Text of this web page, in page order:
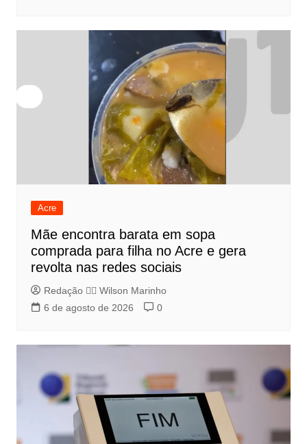
Acre
Mãe encontra barata em sopa
comprada para filha no Acre e gera
revolta nas redes sociais
Redação 👨‍⚖️​ Wilson Marinho
6 de agosto de 2026
0